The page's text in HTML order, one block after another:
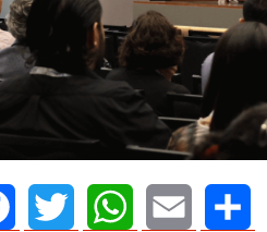
AGOSTO